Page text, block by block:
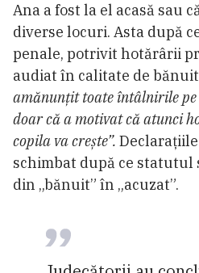
Ana a fost la el acasă sau
diverse locuri. Asta după
penale, potrivit hotărârii
audiat în calitate de
amănunțit toate întâlnirile pe
doar că a motivat că atunci
copila va crește”.
schimbat după ce statutul
din „bănuit” în „acuzat”.